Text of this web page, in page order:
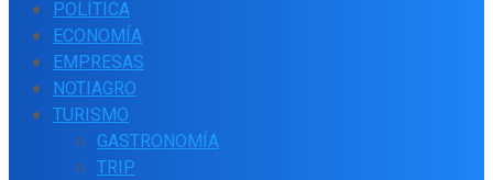
POLÍTICA
ECONOMÍA
EMPRESAS
NOTIAGRO
TURISMO
GASTRONOMÍA
TRIP